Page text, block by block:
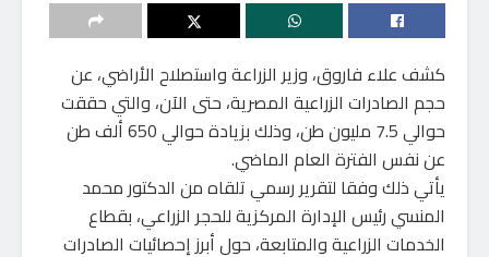
كشف علاء فاروق، وزير الزراعة واستصلاح الأراضي، عن
حجم الصادرات الزراعية المصرية، حتى الآن، والتي حققت
حوالي 7.5 مليون طن، وذلك بزيادة حوالي 650 ألف طن
عن نفس الفترة العام الماضي.
يأتي ذلك وفقا لتقرير رسمي تلقاه من الدكتور محمد
المنسي رئيس الإدارة المركزية للحجر الزراعي، بقطاع
الخدمات الزراعية والمتابعة، حول أبرز إحصائيات الصادرات